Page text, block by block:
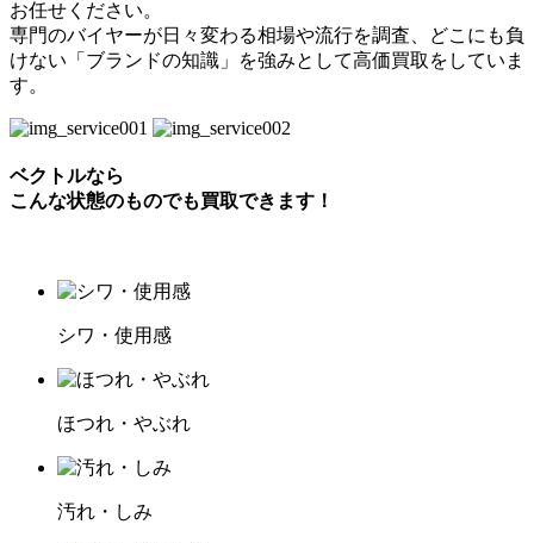
お任せください。
専門のバイヤーが日々変わる相場や流行を調査、どこにも負
けない「ブランドの知識」を強みとして高価買取をしていま
す。
ベクトルなら
こんな状態のものでも買取できます！
シワ・使用感
ほつれ・やぶれ
汚れ・しみ